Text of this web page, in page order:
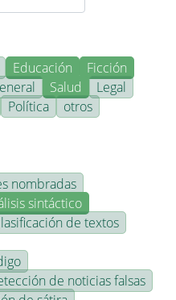
Educación
Ficción
Salud
Legal
Política otros
nombradas
sintáctico
de textos
de noticias falsas